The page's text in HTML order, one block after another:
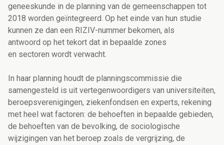
geneeskunde in de planning van de gemeenschappen tot
2018 worden geïntegreerd. Op het einde van hun studie
kunnen ze dan een RIZIV-nummer bekomen, als
antwoord op het tekort dat in bepaalde zones
en sectoren wordt verwacht.
In haar planning houdt de planningscommissie die
samengesteld is uit vertegenwoordigers van universiteiten,
beroepsverenigingen, ziekenfondsen en experts, rekening
met heel wat factoren: de behoeften in bepaalde gebieden,
de behoeften van de bevolking, de sociologische
wijzigingen van het beroep zoals de vergrijzing, de